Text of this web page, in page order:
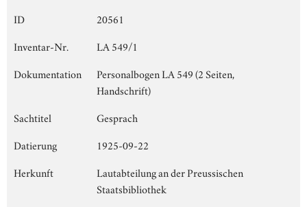
ID
20561
Inventar-Nr.
LA 549/1
Dokumentation
Personalbogen LA 549 (2 Seiten,
Handschrift)
Sachtitel
Gesprach
Datierung
1925-09-22
Herkunft
Lautabteilung an der Preussischen
Staatsbibliothek